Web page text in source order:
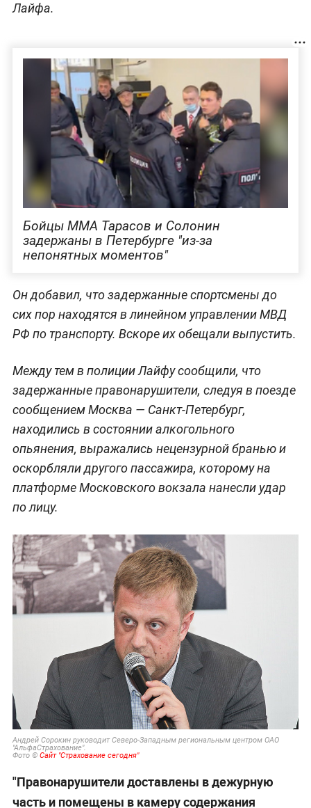
Лайфа.
Бойцы ММА Тарасов и Солонин
задержаны в Петербурге "из-за
непонятных моментов"
Он добавил, что задержанные спортсмены до
сих пор находятся в линейном управлении МВД
РФ по транспорту. Вскоре их обещали выпустить.
Между тем в полиции Лайфу сообщили, что
задержанные правонарушители, следуя в поезде
сообщением Москва — Санкт-Петербург,
находились в состоянии алкогольного
опьянения, выражались нецензурной бранью и
оскорбляли другого пассажира, которому на
платформе Московского вокзала нанесли удар
по лицу.
Андрей Сорокин руководит Северо-Западным региональным центром ОАО
"АльфаСтрахование".
Фото © Сайт "Страхование сегодня"
"Правонарушители доставлены в дежурную
часть и помещены в камеру содержания